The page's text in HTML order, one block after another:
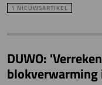
1 NIEUWSARTIKEL
DUWO:
blokverwarming